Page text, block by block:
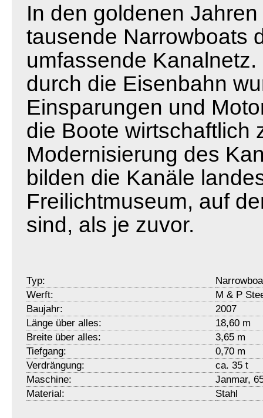
In den goldenen
tausende Narrowboats
umfassende
durch die Eisenbahn
Einsparungen und
die Boote wirtschaftlich
Modernisierung des
bilden die Kanäle
Freilichtmuseum, auf
sind, als je zuvor.
Typ:
Werft:
M & P
Baujahr:
2007
Länge über alles:
18,60 m
Breite über alles:
3,65 m
Tiefgang:
0,70 m
Verdrängung:
ca. 35 t
Maschine:
Janmar,
Material:
Stahl